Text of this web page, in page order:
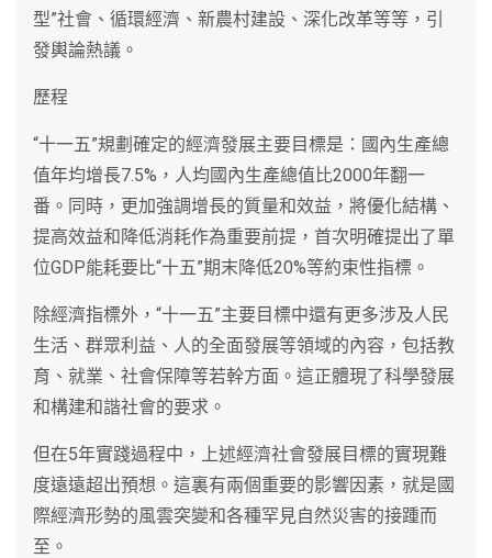
型”社會、循環經濟、新農村建設、深化改革等等，引
發輿論熱議。
歷程
“十一五”規劃確定的經濟發展主要目標是：國內生產總
值年均增長7.5%，人均國內生產總值比2000年翻一
番。同時，更加強調增長的質量和效益，將優化結構、
提高效益和降低消耗作為重要前提，首次明確提出了單
位GDP能耗要比“十五”期末降低20%等約束性指標。
除經濟指標外，“十一五”主要目標中還有更多涉及人民
生活、群眾利益、人的全面發展等領域的內容，包括教
育、就業、社會保障等若幹方面。這正體現了科學發展
和構建和諧社會的要求。
但在5年實踐過程中，上述經濟社會發展目標的實現難
度遠遠超出預想。這裏有兩個重要的影響因素，就是國
際經濟形勢的風雲突變和各種罕見自然災害的接踵而
至。